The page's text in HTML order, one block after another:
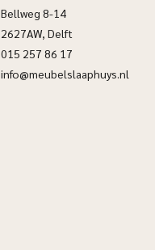
Bellweg 8-14
2627AW, Delft
015 257 86 17
info@meubelslaaphuys.nl